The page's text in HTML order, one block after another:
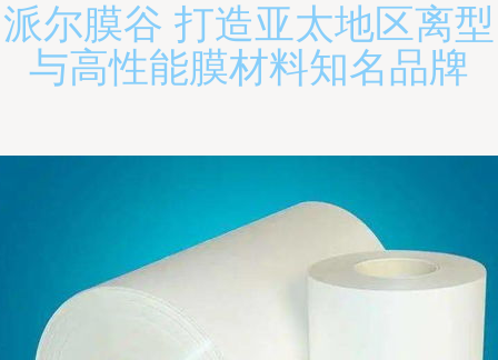
派尔膜谷 打造亚太地区离型
与高性能膜材料知名品牌